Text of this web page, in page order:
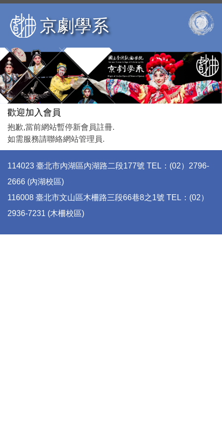
到
主
內
容
區
京劇學系
歡迎加入會員
抱歉,當前網站暫停新會員註冊.
如需服務請聯絡網站管理員.
114023 臺北市內湖區內湖路二段177號 TEL：(02）2796-
2666 (內湖校區)
116008 臺北市文山區木柵路三段66巷8之1號 TEL：(02）
2936-7231 (木柵校區)